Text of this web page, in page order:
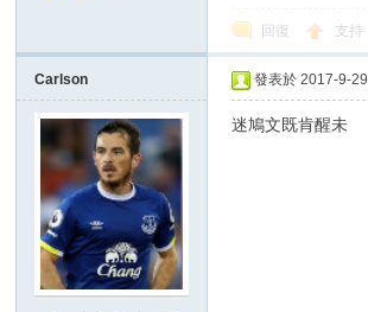
回復 支持
Carlson 發表於 2017-9-
迷鳩文既肯醒未